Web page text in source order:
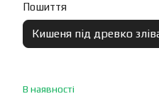
Пошиття
Кишеня під древко
В наявності